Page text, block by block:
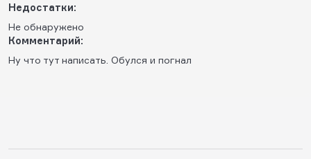
Недостатки:
Не обнаружено
Комментарий:
Ну что тут написать. Обулся и погнал